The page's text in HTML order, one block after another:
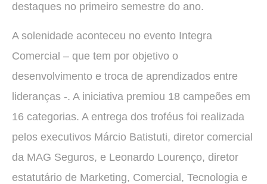
destaques no primeiro semestre do ano.
A solenidade aconteceu no evento Integra
Comercial – que tem por objetivo o
desenvolvimento e troca de aprendizados entre
lideranças -. A iniciativa premiou 18 campeões em
16 categorias. A entrega dos troféus foi realizada
pelos executivos Márcio Batistuti, diretor comercial
da MAG Seguros, e Leonardo Lourenço, diretor
estatutário de Marketing, Comercial, Tecnologia e